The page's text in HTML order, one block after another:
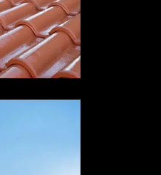
tuiles 73